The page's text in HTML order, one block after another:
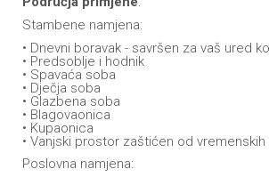
Stambene namjena:
• Dnevni boravak - savršen za vaš ured
• Predsoblje i hodnik
• Spavaća soba
• Dječja soba
• Glazbena soba
• Blagovaonica
• Kupaonica
• Vanjski prostor zaštićen od vremenskih
Poslovna namjena: